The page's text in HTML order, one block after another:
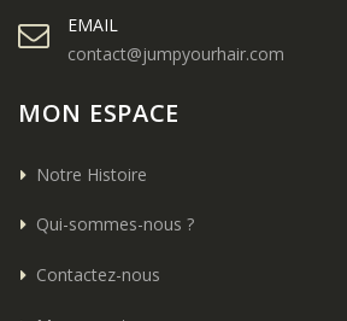
EMAIL
contact@jumpyourhair.com
MON ESPACE
Notre Histoire
Qui-sommes-nous ?
Contactez-nous